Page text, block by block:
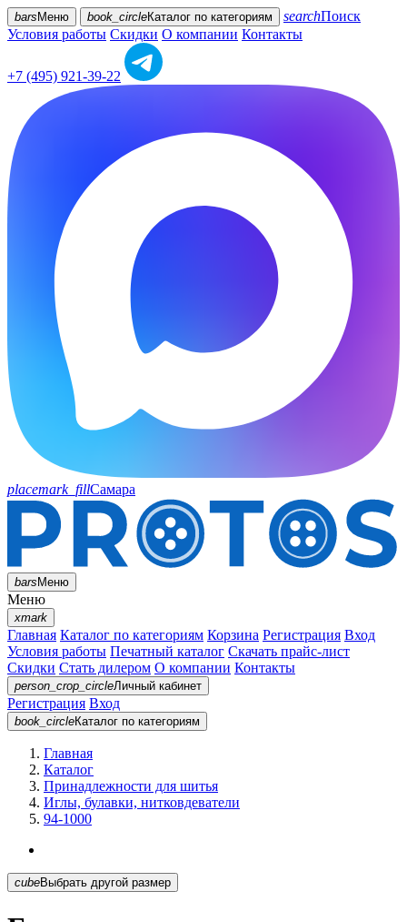
bars Меню book_circleКаталог по категориям searchПоиск
Условия работы Скидки О компании Контакты
+7 (495) 921-39-22
placemark_fillСамара
barsМеню
Меню
xmark
Главная Каталог по категориям Корзина Регистрация Вход
Условия работы Печатный каталог Скачать прайс-лист
Скидки Стать дилером О компании Контакты
person_crop_circleЛичный кабинет
Регистрация Вход
book_circleКаталог по категориям
Главная
Каталог
Принадлежности для шитья
Иглы, булавки, нитковдеватели
94-1000
cubeВыбрать другой размер